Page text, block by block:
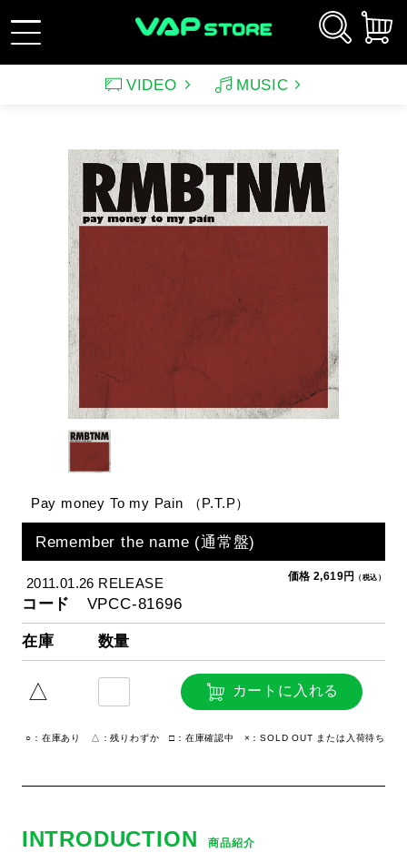
新規会員登録 ログイン
VIDEO MUSIC
サウンドトラック（テレ
アニメーション（CD）
アンパンマン音楽商品
（CD)
その他
韓国ドラマ アニメーション
アンパンマン ルパン三世
バラエティ
趣味・教養 スポーツ・格闘技
グッズ
Pay money To my Pain （P.T.P）
Remember the name (通常盤)
2011.01.26 RELEASE 価格 2,619円 （税込）
コード VPCC-81696
在庫 数量
△ カートに入れる
○：在庫あり △：残りわずか □：在庫確認中 ×：SOLD OUT または入荷待ち
INTRODUCTION 商品紹介